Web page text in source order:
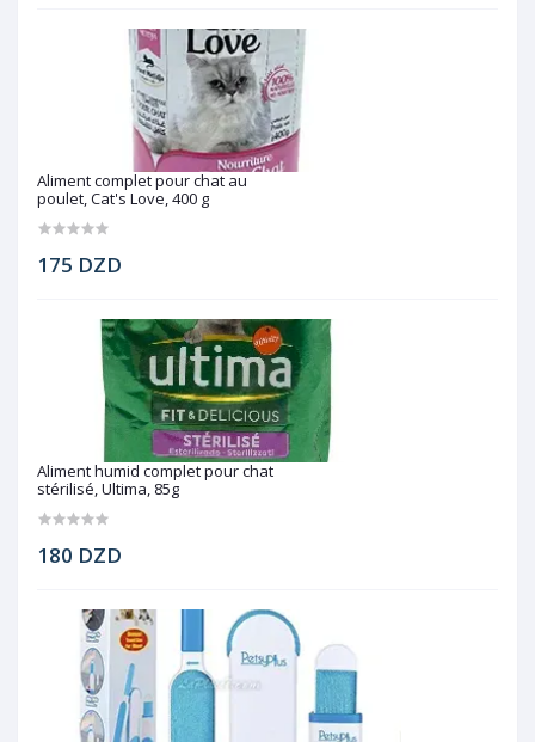
Aliment complet pour chat au
poulet, Cat's Love, 400 g
175 DZD
Aliment humid complet pour chat
stérilisé, Ultima, 85g
180 DZD